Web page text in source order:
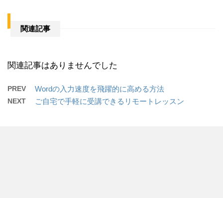
関連記事
関連記事はありませんでした
PREV Wordの入力速度を飛躍的に高める方法
NEXT ご自宅で手軽に受講できるリモートレッスン